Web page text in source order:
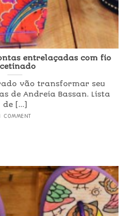
entrelaçadas com fio
vão transformar seu
de Andreia Bassan. Lista
de [...]
COMMENT